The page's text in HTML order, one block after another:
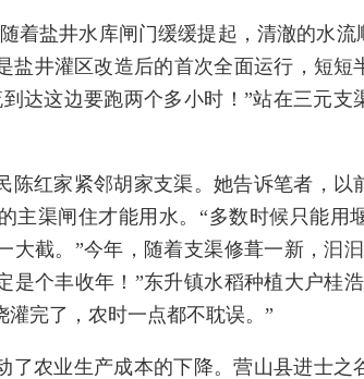
着盐井水库闸门缓缓提起，清澈的水
盐井灌区改造后的首次全面运行，短短
达这边要跑两个多小时！”站在三元
陈红家紧邻胡家支渠。她告诉笔者，
主渠闸住才能用水。“多数时候只能用
大截。”今年，随着支渠修葺一新，汩
是个丰收年！”东升镇水稻种植大户桂
完了，农时一点都不耽误。”
了农业生产成本的下降。营山县进士